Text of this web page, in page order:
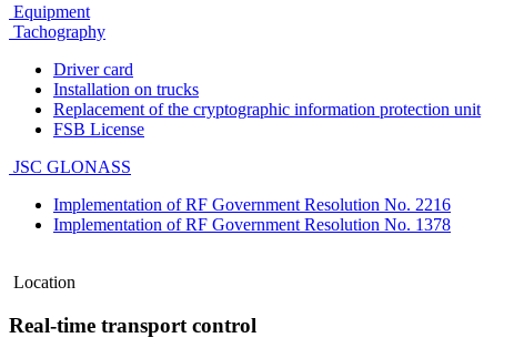
Equipment
Tachography
Driver card
Installation on trucks
Replacement of the cryptographic information protection unit
FSB License
JSC GLONASS
Implementation of RF Government Resolution No. 2216
Implementation of RF Government Resolution No. 1378
Location
Real-time transport control